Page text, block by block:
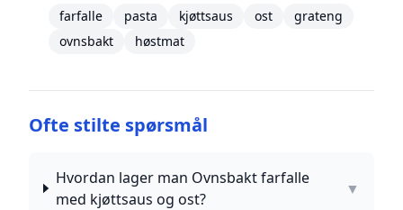
farfalle pasta kjøttsaus ost
grateng
ovnsbakt
høstmat
Ofte stilte spørsmål
Hvordan lager man Ovnsbakt farfalle
med kjøttsaus og ost?
▼